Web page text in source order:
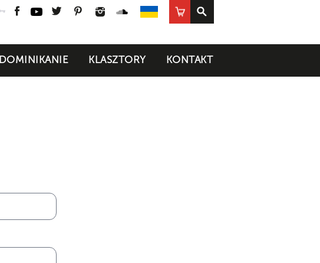
PocztaLogowanie
Facebook
YouTubeTwitterPinterestInstagramSoundCloud
UA
Sklep
KONTAKT
KLASZTORY
DOMINIKANIE